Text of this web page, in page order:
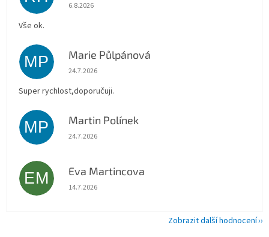
Hodnocení obchodu je 5 z 5 hvězdiček.
6.8.2026
Vše ok.
MP Marie Půlpánová
Hodnocení obchodu je 5 z 5 hvězdiček.
24.7.2026
Super rychlost,doporučuji.
MP Martin Polínek
Hodnocení obchodu je 5 z 5 hvězdiček.
24.7.2026
EM Eva Martincova
Hodnocení obchodu je 5 z 5 hvězdiček.
14.7.2026
Zobrazit další hodnocení